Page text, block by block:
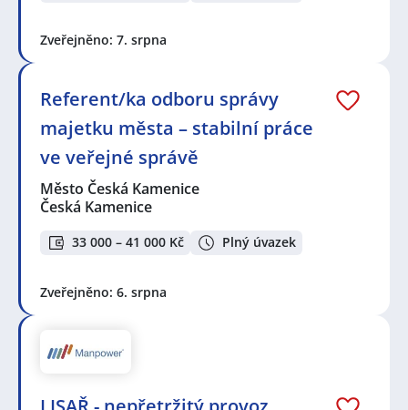
Zveřejněno: 7. srpna
Referent/ka odboru správy
majetku města – stabilní práce
ve veřejné správě
Město Česká Kamenice
Česká Kamenice
33 000 – 41 000 Kč Plný úvazek
Zveřejněno: 6. srpna